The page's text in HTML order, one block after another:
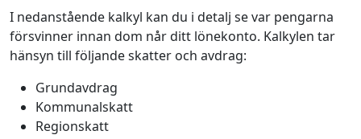
I nedanstående kalkyl kan du i detalj se var pengarna
försvinner innan dom når ditt lönekonto. Kalkylen tar
hänsyn till följande skatter och avdrag:
Grundavdrag
Kommunalskatt
Regionskatt